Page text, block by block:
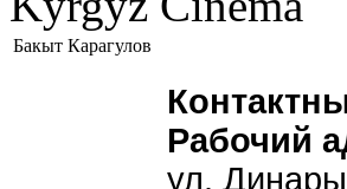
Бакыт Карагулов
Рабочий
ул.